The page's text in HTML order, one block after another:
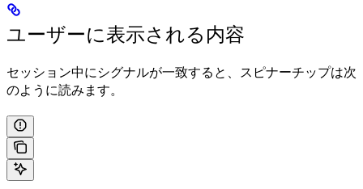
ユーザーに表示される内容
セッション中にシグナルが一致すると、スピナーチップは次
のように読みます。